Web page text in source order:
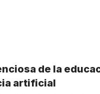
de la
artificial